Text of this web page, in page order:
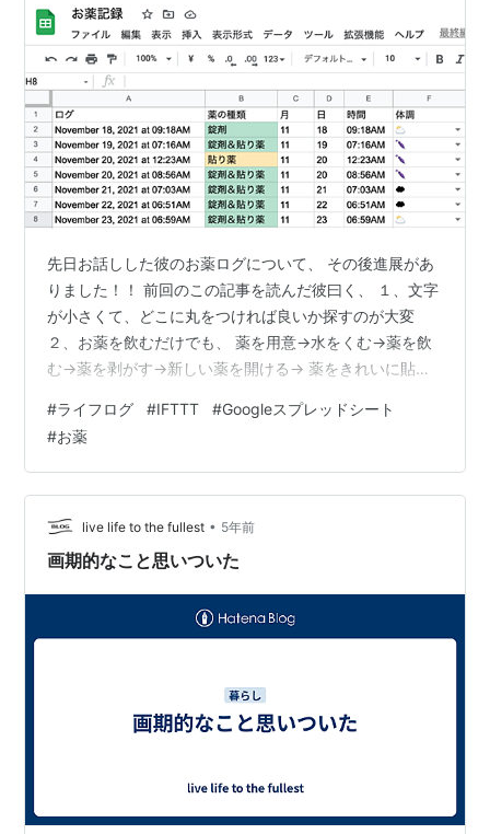
先日お話しした彼のお薬ログについて、 その後進展があ
りました！！ 前回のこの記事を読んだ彼曰く、 １、文字
が小さくて、どこに丸をつければ良いか探すのが大変
２、お薬を飲むだけでも、 薬を用意→水をくむ→薬を飲
む→薬を剥がす→新しい薬を開ける→ 薬をきれいに貼る
とっては十分工程が多いところに、 さらに追加で「書き
込む」工程があると忘れちゃう ３、薬を貼り替えるタイ
ミングは、だいたい薬が切れかけで 体が動かしづらい時
だから、ちょっとの負荷でも大変に感じる という要因が
あり、なかなかお薬ログに記録を残すというところに た
どり着けないらしいのです。 …
#ライフログ #IFTTT #Googleスプレッドシート
#お薬
live life to the fullest • 5年前
画期的なこと思いついた